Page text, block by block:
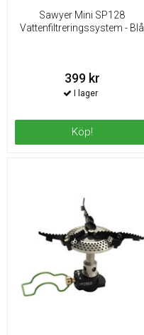
Sawyer Mini SP128
Vattenfiltreringssystem - Blå
399 kr
Köp!